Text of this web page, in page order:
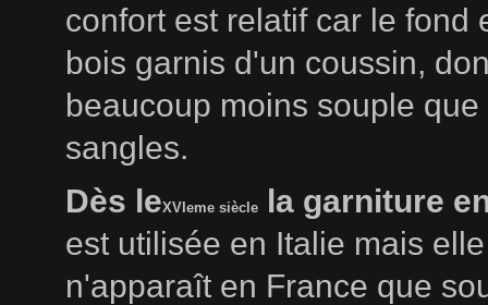
confort est relatif car le fond
bois garnis d'un coussin,
beaucoup moins souple que
sangles.
Dès leXVIeme siècle
la garniture
est utilisée en Italie mais elle
n'apparaît en France que